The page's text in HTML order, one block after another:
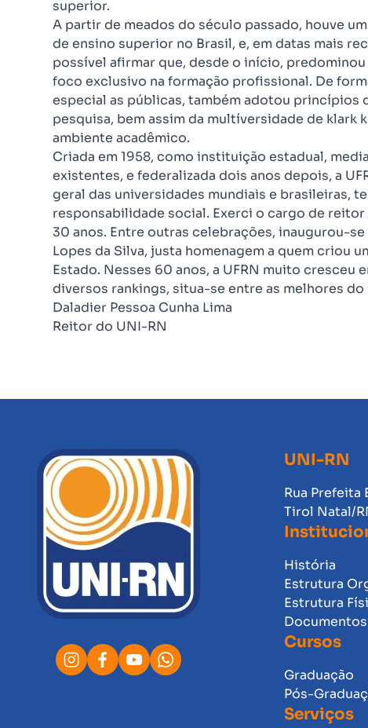
superior.
A partir de meados do século passado, houve
de ensino superior no Brasil, e, em datas mais
possível afirmar que, desde o início,
foco exclusivo na formação profissional. De
especial as públicas, também adotou princípios
pesquisa, bem assim da multíversidade de klark
ambiente acadêmico.
Criada em 1958, como instituição estadual,
existentes, e federalizada dois anos depois, a
geral das universidades mundiais e brasileiras,
responsabilidade social. Exerci o cargo de reitor
30 anos. Entre outras celebrações, inaugurou-
Lopes da Silva, justa homenagem a quem criou
Estado. Nesses 60 anos, a UFRN muito cresceu
diversos rankings, situa-se entre as melhores do
Daladier Pessoa Cunha Lima
Reitor do UNI-RN
UNI-RN
Rua Prefeita
Tirol Natal/
História
Estrutura
Estrutura
Cursos
Graduação
Pós-
Serviços